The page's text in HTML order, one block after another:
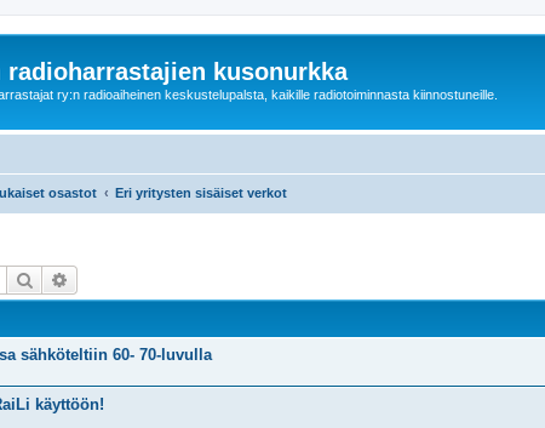
radioharrastajien kusonurkka
ry:n radioaiheinen keskustelupalsta, kaikille radiotoiminnasta kiinnostuneille.
osastot Eri yritysten sisäiset verkot
Search
sähköteltiin 60- 70-luvulla
käyttöön!